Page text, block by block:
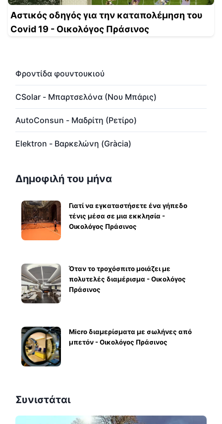
Αστικός οδηγός για την καταπολέμηση του
Covid 19 - Οικολόγος Πράσινος
Φροντίδα φουντουκιού
CSolar - Μπαρτσελόνα (Νου Μπάρις)
AutoConsun - Μαδρίτη (Ρετίρο)
Elektron - Βαρκελώνη (Gràcia)
Δημοφιλή του μήνα
Γιατί να εγκαταστήσετε ένα γήπεδο
τένις μέσα σε μια εκκλησία -
Οικολόγος Πράσινος
Όταν το τροχόσπιτο μοιάζει με
πολυτελές διαμέρισμα - Οικολόγος
Πράσινος
Micro διαμερίσματα με σωλήνες από
μπετόν - Οικολόγος Πράσινος
Συνιστάται